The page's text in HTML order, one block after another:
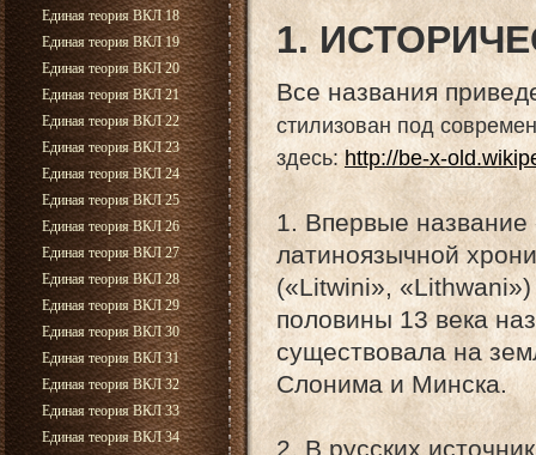
Единая теория ВКЛ 18
Единая теория ВКЛ 19
Единая теория ВКЛ 20
Единая теория ВКЛ 21
Единая теория ВКЛ 22
Единая теория ВКЛ 23
Единая теория ВКЛ 24
Единая теория ВКЛ 25
Единая теория ВКЛ 26
Единая теория ВКЛ 27
Единая теория ВКЛ 28
Единая теория ВКЛ 29
Единая теория ВКЛ 30
Единая теория ВКЛ 31
Единая теория ВКЛ 32
Единая теория ВКЛ 33
Единая теория ВКЛ 34
1.
Все названия
стилизован под
здесь:http://be-x-
1. Впервые название
латиноязычной
(«Litwini»,
половины 13 века
существовала на
Слонима и Минска.
2. В русских